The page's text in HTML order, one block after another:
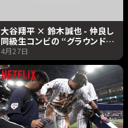
大谷翔平 × 鈴木誠也 - 仲良し
同級生コンビの “グラウンド外
の素顔”| 戦いの向こう 侍たち
の記録 2026 WORLD
BASEBALL CLASSIC |
Netflix Japan
4月27日